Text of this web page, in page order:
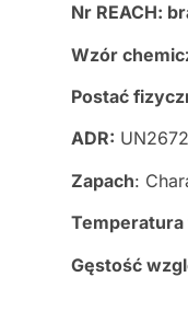
Nr REACH:
Wzór
Postać
ADR: UN2672
Zapach:
Gęstość